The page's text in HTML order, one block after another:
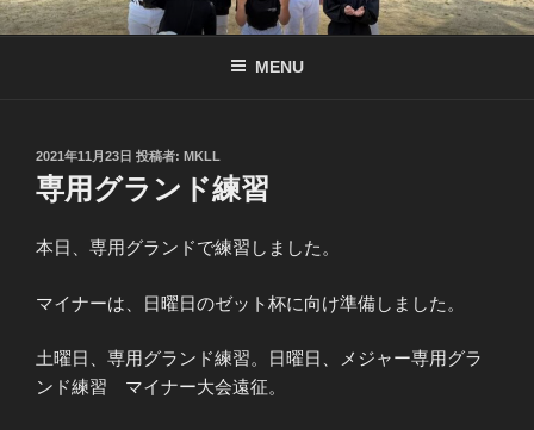
コ
ン
南京都リトル公式サイト
リトル関西連盟所属の少年硬式野球チーム
MENU
投
稿
日:
2021年11月23日 投稿者: MKLL
専用グランド練習
本日、専用グランドで練習しました。
マイナーは、日曜日のゼット杯に向け準備しました。
土曜日、専用グランド練習。日曜日、メジャー専用グラ
ンド練習 マイナー大会遠征。